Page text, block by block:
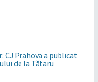
CJ Prahova a publicat
de la Tătaru